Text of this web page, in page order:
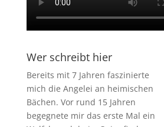
Wer schreibt hier
Bereits mit 7 Jahren faszinierte
mich die Angelei an heimischen
Bächen. Vor rund 15 Jahren
begegnete mir das erste Mal ein